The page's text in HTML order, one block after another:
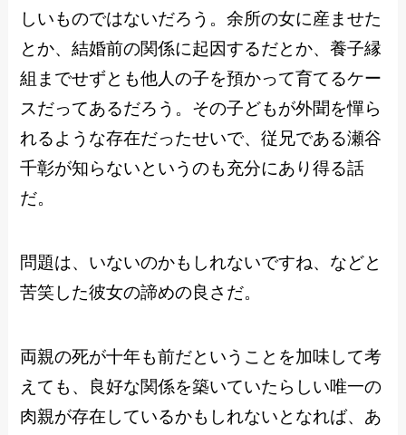
しいものではないだろう。余所の女に産ませた
とか、結婚前の関係に起因するだとか、養子縁
組までせずとも他人の子を預かって育てるケー
スだってあるだろう。その子どもが外聞を憚ら
れるような存在だったせいで、従兄である瀬谷
千彰が知らないというのも充分にあり得る話
だ。
問題は、いないのかもしれないですね、などと
苦笑した彼女の諦めの良さだ。
両親の死が十年も前だということを加味して考
えても、良好な関係を築いていたらしい唯一の
肉親が存在しているかもしれないとなれば、あ